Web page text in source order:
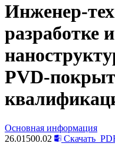
Инженер-
разработке
PVD-
Основная информация
26.01500.02
Скачать